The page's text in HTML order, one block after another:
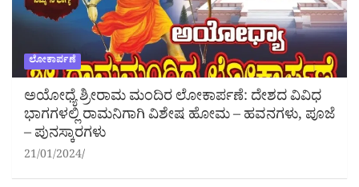
ಲೋಕಾರ್ಪಣೆ
ಅಯೋಧ್ಯೆ ಶ್ರೀರಾಮ ಮಂದಿರ ಲೋಕಾರ್ಪಣೆ: ದೇಶದ ವಿವಿಧ
ಭಾಗಗಳಲ್ಲಿ ರಾಮನಿಗಾಗಿ ವಿಶೇಷ ಹೋಮ – ಹವನಗಳು, ಪೂಜೆ
– ಪುನಸ್ಕಾರಗಳು
21/01/2024